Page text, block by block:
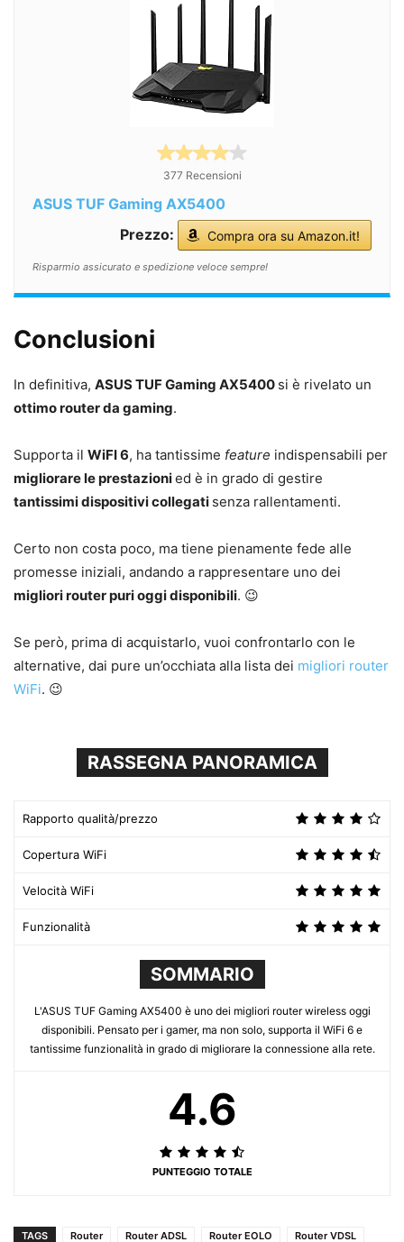
377 Recensioni
ASUS TUF Gaming AX5400
Prezzo:
Compra ora su Amazon.it!
Risparmio assicurato e spedizione veloce sempre!
Conclusioni
In definitiva, ASUS TUF Gaming AX5400 si è rivelato un
ottimo router da gaming.
Supporta il WiFI 6, ha tantissime feature indispensabili per
migliorare le prestazionied è in grado di gestire
tantissimi dispositivi collegati senza rallentamenti.
Certo non costa poco, ma tiene pienamente fede alle
promesse iniziali, andando a rappresentare uno dei
migliori router puri oggi disponibili. 😉
Se però, prima di acquistarlo, vuoi confrontarlo con le
alternative, dai pure un’occhiata alla lista dei migliori router
WiFi. 😉
RASSEGNA PANORAMICA
Rapporto qualità/prezzo
Copertura WiFi
Velocità WiFi
Funzionalità
SOMMARIO
L'ASUS TUF Gaming AX5400 è uno dei migliori router wireless oggi
disponibili. Pensato per i gamer, ma non solo, supporta il WiFi 6 e
tantissime funzionalità in grado di migliorare la connessione alla rete.
4.6
PUNTEGGIO TOTALE
TAGS Router Router ADSL Router EOLO Router VDSL